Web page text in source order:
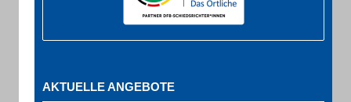
AKTUELLE ANGEBOTE